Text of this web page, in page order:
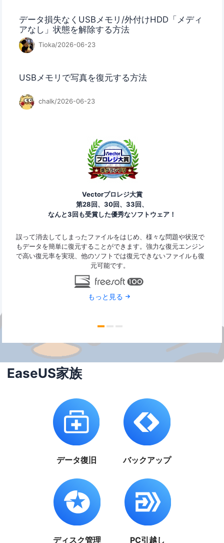
データ損失なくUSBメモリ/外付けHDD「メディ
アなし」状態を解除する方法
Tioka/2026-06-23
USBメモリで写真を復元する方法
chalk/2026-06-23
Vectorプロレジ大賞
第28回、30回、33回、
なんと3回も受賞した優秀なソフトウェア！
誤って消去してしまったファイルをはじめ、様々な問題や状況で
もデータを簡単に復元することができます。強力な復元エンジン
で高い復元率を実現、他のソフトでは復元できないファイルも復
元可能です。
もっと見る
EaseUS家族
データ復旧 バックアップ
ディスク管理 PC引越し